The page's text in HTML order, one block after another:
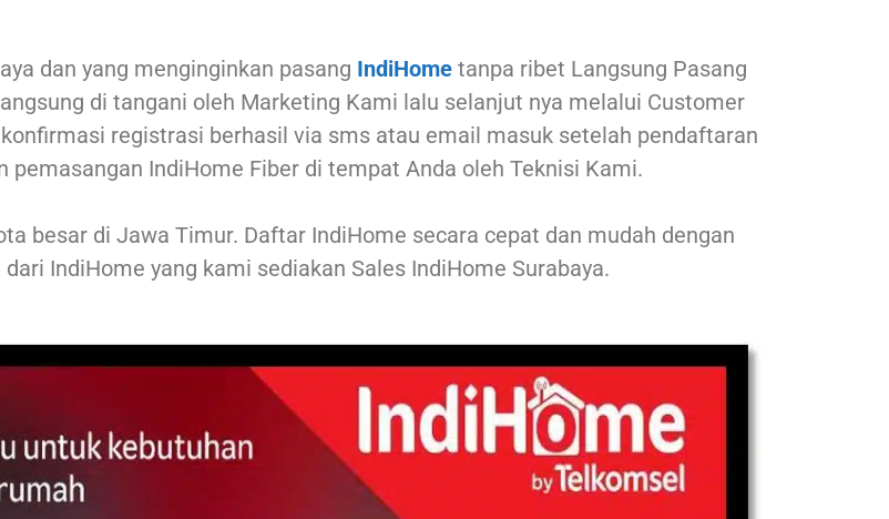
dan yang menginginkan pasang IndiHometanpa ribet Langsung Pasang
di tangani oleh Marketing Kami lalu selanjut nya melalui Customer
registrasi berhasil via sms atau email masuk setelah pendaftaran
pemasangan IndiHome Fiber di tempat Anda oleh Teknisi Kami.
besar di Jawa Timur. Daftar IndiHome secara cepat dan mudah dengan
IndiHome yang kami sediakan Sales IndiHome Surabaya.